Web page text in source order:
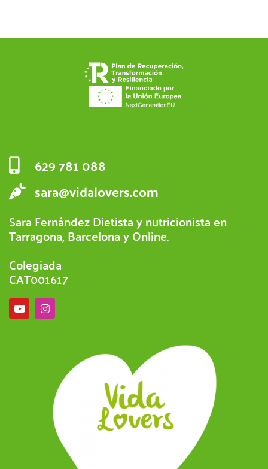
629 781 088
sara@vidalovers.com
Sara Fernández Dietista y nutricionista en
Tarragona, Barcelona y Online.
Colegiada
CAT001617